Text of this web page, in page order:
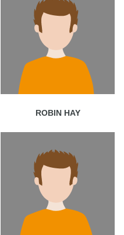
ROBIN HAY